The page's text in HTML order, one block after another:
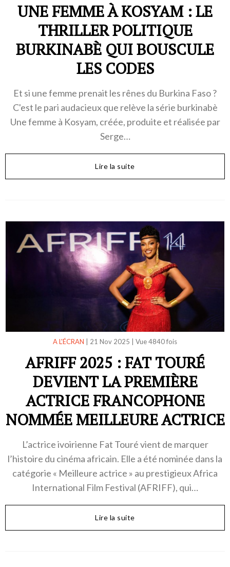
UNE FEMME À KOSYAM : LE
THRILLER POLITIQUE
BURKINABÈ QUI BOUSCULE
LES CODES
Et si une femme prenait les rênes du Burkina Faso ?
C'est le pari audacieux que relève la série burkinabè
Une femme à Kosyam, créée, produite et réalisée par
Serge…
Lire la suite
A L'ÉCRAN 21 Nov 2025 Vue 4840 fois
AFRIFF 2025 : FAT TOURÉ
DEVIENT LA PREMIÈRE
ACTRICE FRANCOPHONE
NOMMÉE MEILLEURE ACTRICE
L’actrice ivoirienne Fat Touré vient de marquer
l’histoire du cinéma africain. Elle a été nominée dans la
catégorie « Meilleure actrice » au prestigieux Africa
International Film Festival (AFRIFF), qui…
Lire la suite